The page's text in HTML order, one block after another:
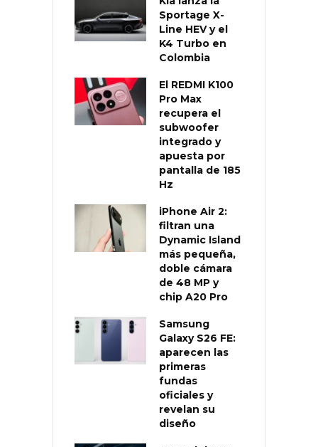
Sportage X-
Line HEV y el
K4 Turbo en
Colombia
El REDMI K100
Pro Max
recupera el
subwoofer
integrado y
apuesta por
pantalla de 185
Hz
iPhone Air 2:
filtran una
Dynamic Island
más pequeña,
doble cámara
de 48 MP y
chip A20 Pro
Samsung
Galaxy S26 FE:
aparecen las
primeras
fundas
oficiales y
revelan su
diseño